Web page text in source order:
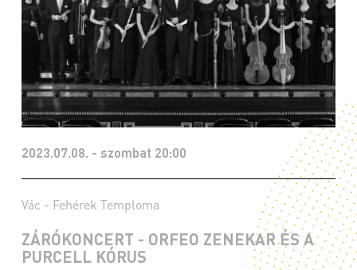
2023.07.08. - szombat 20:00
Vác - Fehérek Temploma
ZÁRÓKONCERT - ORFEO ZENEKAR ÉS A
PURCELL KÓRUS